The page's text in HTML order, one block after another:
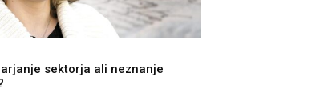
sektorja ali neznanje